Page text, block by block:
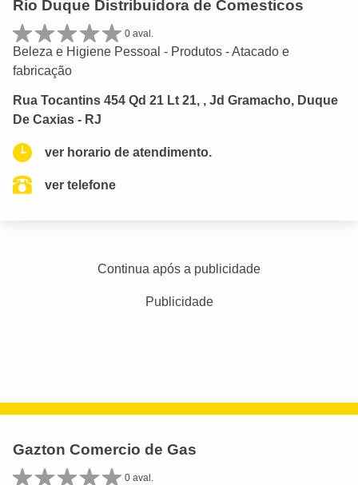
Rio Duque Distribuidora de Comesticos
0 aval.
Beleza e Higiene Pessoal - Produtos - Atacado e
fabricação
Rua Tocantins 454 Qd 21 Lt 21, , Jd Gramacho, Duque
De Caxias - RJ
ver horario de atendimento.
ver telefone
Continua após a publicidade
Publicidade
Gazton Comercio de Gas
0 aval.